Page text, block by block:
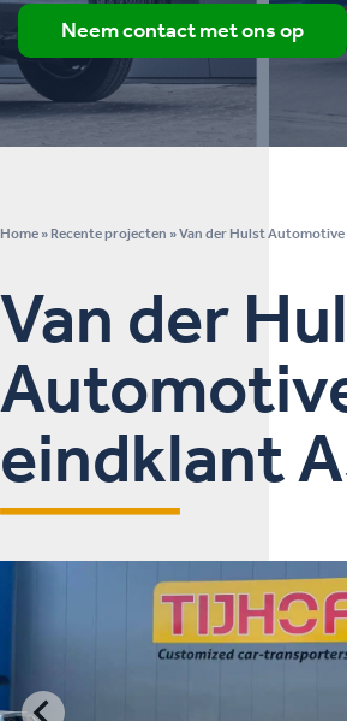
Neem contact met ons op
Home » Recente projecten »Van der Hulst
Van der
eindklant